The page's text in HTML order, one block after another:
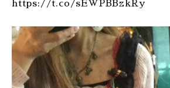
https://t.co/sEWPBBzkRy